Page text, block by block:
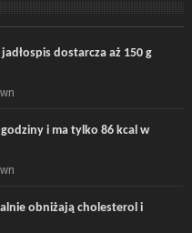
dostarcza aż 150 g
i ma tylko 86 kcal w
obniżają cholesterol i